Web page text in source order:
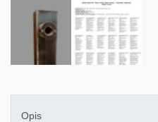
Opis